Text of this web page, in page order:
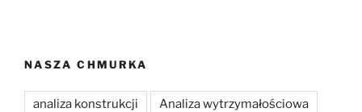
NASZA CHMURKA
analiza konstrukcji Analiza wytrzymałościowa